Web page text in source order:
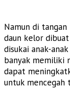
Namun di
daun kelor
disukai anak-
banyak memiliki
dapat
untuk mencegah